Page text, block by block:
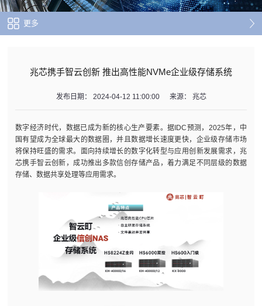
更多
兆芯携手智云创新 推出高性能NVMe企业级存储系统
发布日期： 2024-04-12 11:00:00 来源： 兆芯
数字经济时代，数据已成为新的核心生产要素。据IDC预测，2025年，中
国有望成为全球最大的数据圈，并且数据增长速度更快，企业级存储市场
将保持旺盛的需求。面向持续增长的数字化转型与应用创新发展需求，兆
芯携手智云创新，成功推出多款信创存储产品，着力满足不同层级的数据
存储、数据共享处理等应用需求。